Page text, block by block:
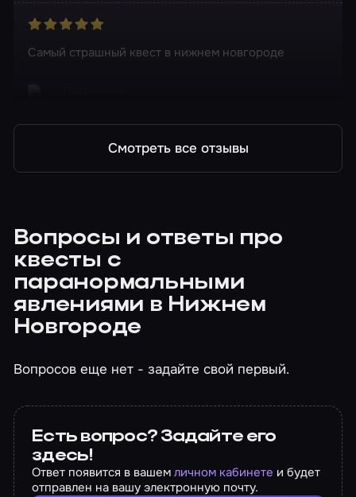
Самый страшный квест в нижнем новгороде
Смотреть все отзывы
Вопросы и ответы про
квесты с
паранормальными
явлениями в Нижнем
Новгороде
Вопросов еще нет - задайте свой первый.
Есть вопрос? Задайте его
здесь!
Ответ появится в вашемличном кабинете и будет
отправлен на вашу электронную почту.